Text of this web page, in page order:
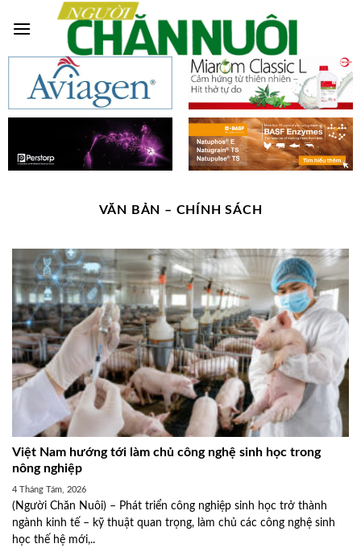
VĂN BẢN – CHÍNH SÁCH
Việt Nam hướng tới làm chủ công nghệ sinh học trong
nông nghiệp
4 Tháng Tám, 2026
(Người Chăn Nuôi) – Phát triển công nghiệp sinh học trở thành
ngành kinh tế – kỹ thuật quan trọng, làm chủ các công nghệ sinh
học thế hệ mới,..